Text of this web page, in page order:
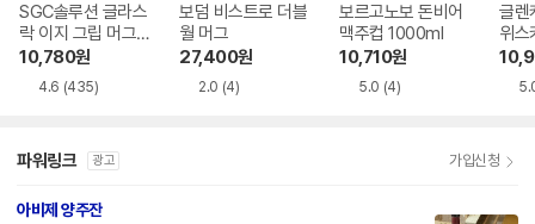
SGC솔루션 글라스
락 이지 그립 머그
컵 480ml
10,780원
4.6 (435)
보덤 비스트로 더블
월 머그
27,400원
2.0 (4)
보르고노보 돈비어
맥주컵 1000ml
10,710원
5.0 (4)
글렌
위스
파워링크 광고 가입신청
아비제 양주잔